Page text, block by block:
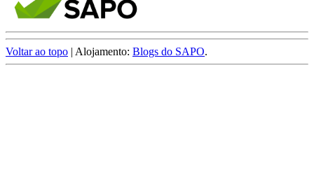
Voltar ao topo | Alojamento: Blogs do SAPO.